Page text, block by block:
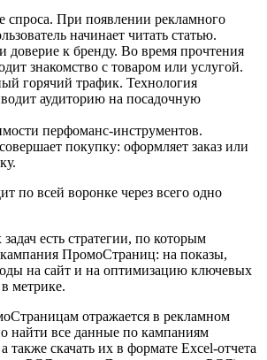
спроса. При появлении рекламного
начинает читать статью.
доверие к бренду. Во время прочтения
знакомство с товаром или услугой.
горячий трафик. Технология
аудиторию на посадочную
перфоманс-инструментов.
покупку: оформляет заказ или
по всей воронке через всего одно
есть стратегии, по которым
кампания ПромоСтраниц: на показы,
на сайт и на оптимизацию ключевых
метрике.
отражается в рекламном
найти все данные по кампаниям
также скачать их в формате Excel-отчета